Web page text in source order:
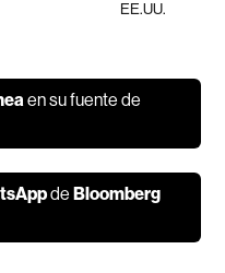
EE.UU.
en su fuente de
deBloomberg